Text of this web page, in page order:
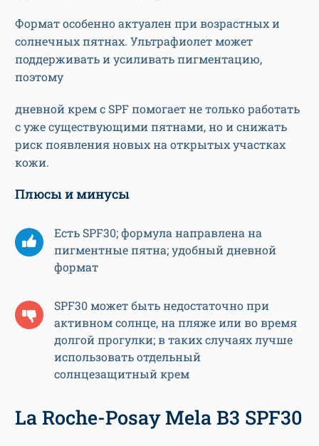
Формат особенно актуален при возрастных и
солнечных пятнах. Ультрафиолет может
поддерживать и усиливать пигментацию,
поэтому
дневной крем с SPF помогает не только работать
с уже существующими пятнами, но и снижать
риск появления новых на открытых участках
кожи.
Плюсы и минусы
Есть SPF30; формула направлена на
пигментные пятна; удобный дневной
формат
SPF30 может быть недостаточно при
активном солнце, на пляже или во время
долгой прогулки; в таких случаях лучше
использовать отдельный
солнцезащитный крем
La Roche-Posay Mela B3 SPF30